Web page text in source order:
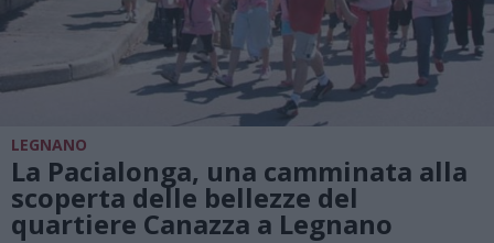
LEGNANO
La Pacialonga, una camminata alla
scoperta delle bellezze del
quartiere Canazza a Legnano